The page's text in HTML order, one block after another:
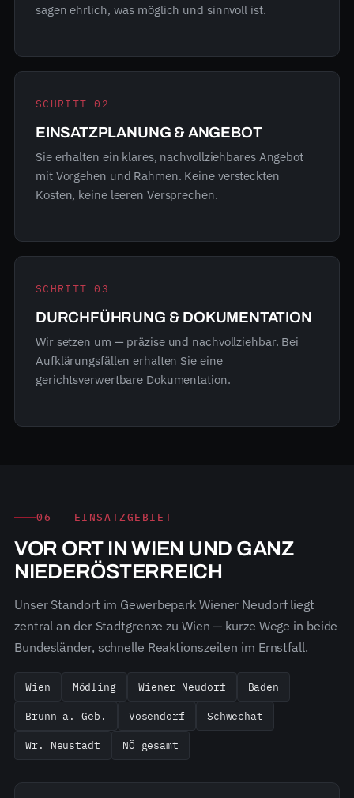
sagen ehrlich, was möglich und sinnvoll ist.
SCHRITT 02
EINSATZPLANUNG & ANGEBOT
Sie erhalten ein klares, nachvollziehbares Angebot
mit Vorgehen und Rahmen. Keine versteckten
Kosten, keine leeren Versprechen.
SCHRITT 03
DURCHFÜHRUNG & DOKUMENTATION
Wir setzen um — präzise und nachvollziehbar. Bei
Aufklärungsfällen erhalten Sie eine
gerichtsverwertbare Dokumentation.
06 — EINSATZGEBIET
VOR ORT IN WIEN UND GANZ
NIEDERÖSTERREICH
Unser Standort im Gewerbepark Wiener Neudorf liegt
zentral an der Stadtgrenze zu Wien — kurze Wege in beide
Bundesländer, schnelle Reaktionszeiten im Ernstfall.
Wien Mödling Wiener Neudorf Baden
Brunn a. Geb. Vösendorf Schwechat
Wr. Neustadt NÖ gesamt